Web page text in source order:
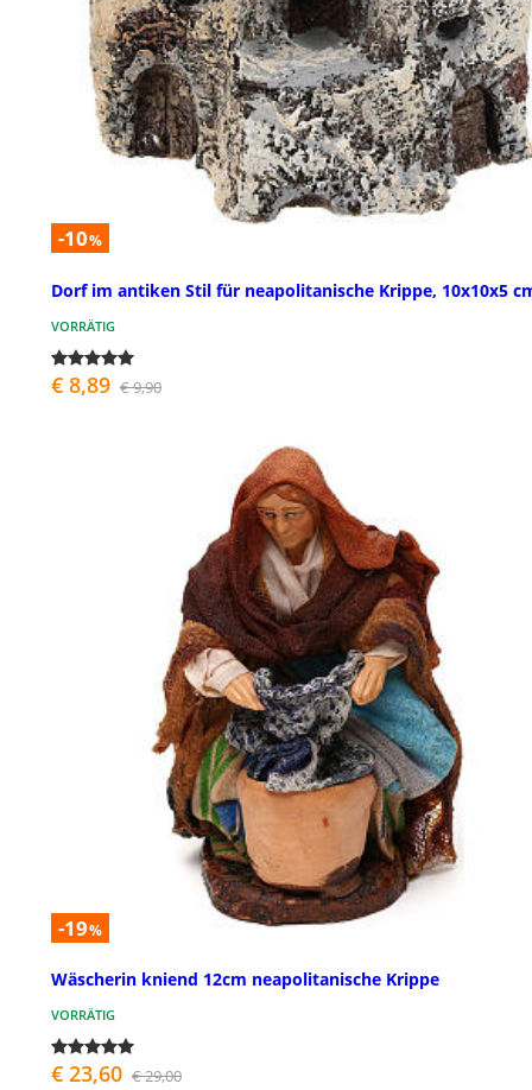
-10%
Dorf im antiken Stil für neapolitanische Krippe, 10x10x5
VORRÄTIG
€ 8,89 € 9,90
-19%
Wäscherin kniend 12cm neapolitanische Krippe
VORRÄTIG
€ 23,60 € 29,00